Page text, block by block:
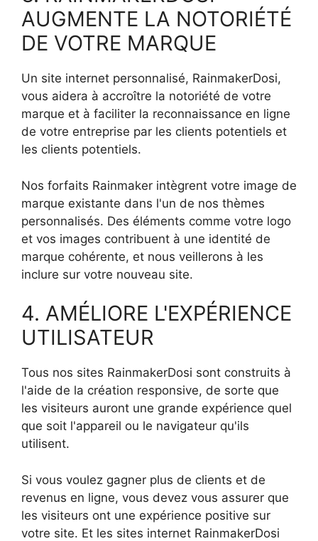
AUGMENTE LA NOTORIÉTÉ
DE VOTRE MARQUE
Un site internet personnalisé, RainmakerDosi,
vous aidera à accroître la notoriété de votre
marque et à faciliter la reconnaissance en ligne
de votre entreprise par les clients potentiels et
les clients potentiels.
Nos forfaits Rainmaker intègrent votre image de
marque existante dans l'un de nos thèmes
personnalisés. Des éléments comme votre logo
et vos images contribuent à une identité de
marque cohérente, et nous veillerons à les
inclure sur votre nouveau site.
4. AMÉLIORE L'EXPÉRIENCE
UTILISATEUR
Tous nos sites RainmakerDosi sont construits à
l'aide de la création responsive, de sorte que
les visiteurs auront une grande expérience quel
que soit l'appareil ou le navigateur qu'ils
utilisent.
Si vous voulez gagner plus de clients et de
revenus en ligne, vous devez vous assurer que
les visiteurs ont une expérience positive sur
votre site. Et les sites internet RainmakerDosi